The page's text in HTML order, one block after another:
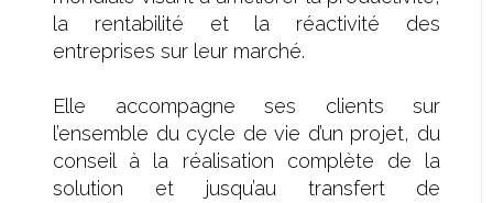
la rentabilité et la réactivité des
entreprises sur leur marché.
Elle accompagne ses clients sur
l’ensemble du cycle de vie d’un projet, du
conseil à la réalisation complète de la
solution et jusqu’au transfert de